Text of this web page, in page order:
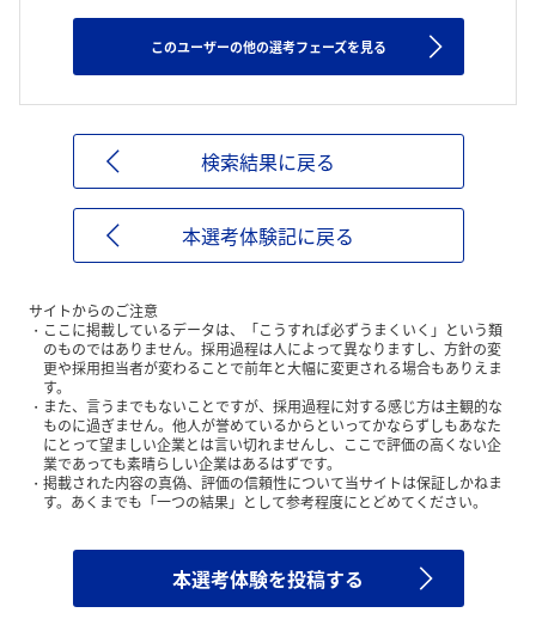
このユーザーの他の選考フェーズを見る
検索結果に戻る
本選考体験記に戻る
サイトからのご注意
ここに掲載しているデータは、「こうすれば必ずうまくいく」という類
のものではありません。採用過程は人によって異なりますし、方針の変
更や採用担当者が変わることで前年と大幅に変更される場合もありえま
す。
また、言うまでもないことですが、採用過程に対する感じ方は主観的な
ものに過ぎません。他人が誉めているからといってかならずしもあなた
にとって望ましい企業とは言い切れませんし、ここで評価の高くない企
業であっても素晴らしい企業はあるはずです。
掲載された内容の真偽、評価の信頼性について当サイトは保証しかねま
す。あくまでも「一つの結果」として参考程度にとどめてください。
本選考体験を投稿する